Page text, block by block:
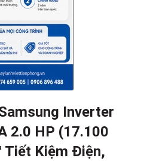
Inverter
2.0 HP (17.100
Tiết Kiệm Điện,